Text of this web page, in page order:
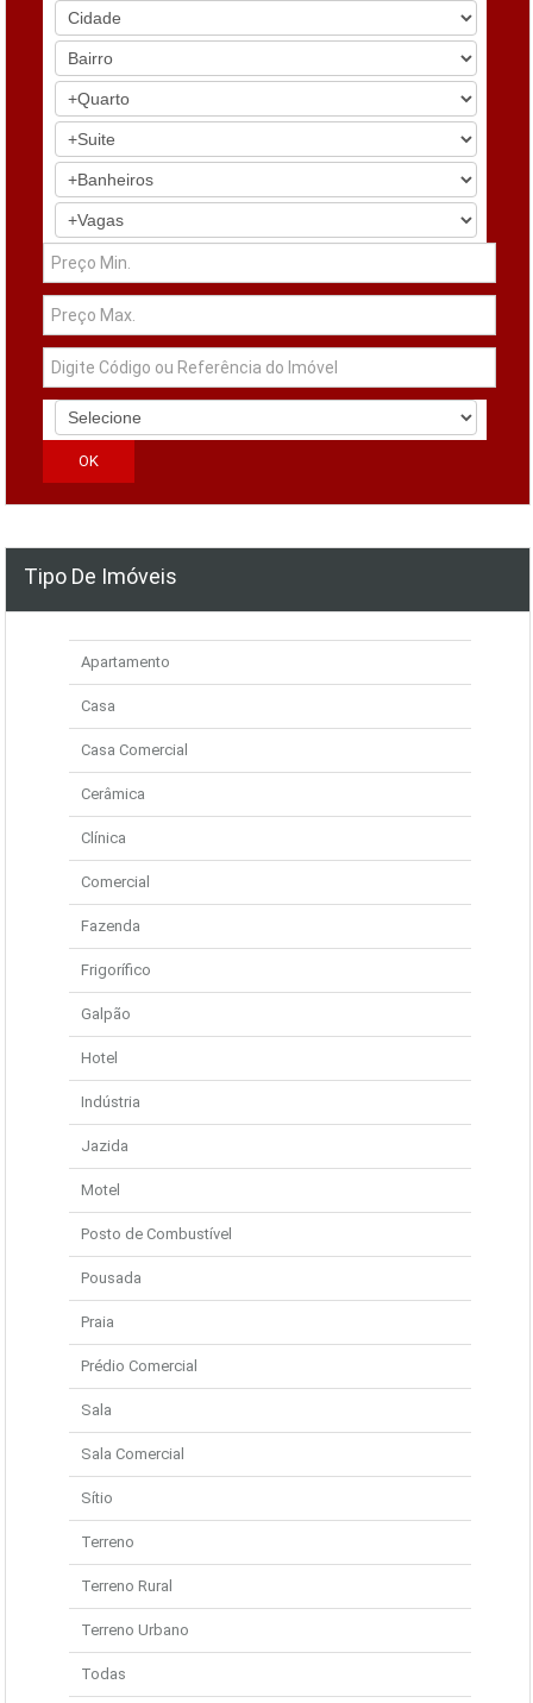
Tipo De Imóveis
Apartamento
Casa
Casa Comercial
Cerâmica
Clínica
Comercial
Fazenda
Frigorífico
Galpão
Hotel
Indústria
Jazida
Motel
Posto de Combustível
Pousada
Praia
Prédio Comercial
Sala
Sala Comercial
Sítio
Terreno
Terreno Rural
Terreno Urbano
Todas